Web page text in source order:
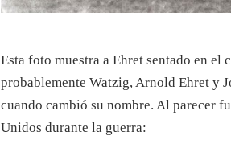
Esta foto muestra a Ehret sentado en el
probablemente Watzig, Arnold Ehret y
cuando cambió su nombre. Al parecer
Unidos durante la guerra: